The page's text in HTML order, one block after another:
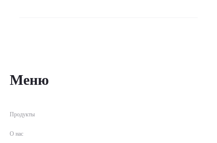
Меню
Продукты
О нас